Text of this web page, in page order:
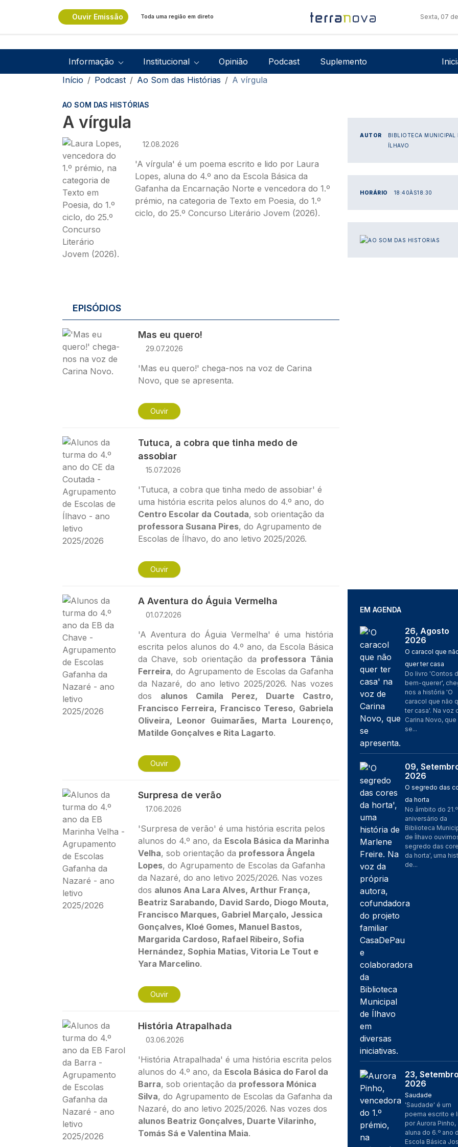
Ouvir Emissão Toda uma região em direto Sexta, 07
Navegação principal
Informação Institucional Opinião Podcast Suplemento
Navegação estrutural
Início Podcast Ao Som das Histórias A vírgula
AO SOM DAS HISTÓRIAS
A vírgula
Imagem 12.08.2026
'A vírgula' é um poema escrito e lido por Laura
Lopes, aluna do 4.º ano da Escola Básica da
Gafanha da Encarnação Norte e vencedora do 1.º
prémio, na categoria de Texto em Poesia, do 1.º
ciclo, do 25.º Concurso Literário Jovem (2026).
EPISÓDIOS
Imagem Mas eu quero!
29.07.2026
'Mas eu quero!' chega-nos na voz de Carina
Novo, que se apresenta.
Ouvir
Imagem
Tutuca, a cobra que tinha medo de
assobiar
15.07.2026
'Tutuca, a cobra que tinha medo de assobiar' é
uma história escrita pelos alunos do 4.º ano, do
Centro Escolar da Coutada, sob orientação da
professora Susana Pires, do Agrupamento de
Escolas de Ílhavo, do ano letivo 2025/2026.
Ouvir
Imagem A Aventura do Águia Vermelha
01.07.2026
'A Aventura do Águia Vermelha' é uma história
escrita pelos alunos do 4.º ano, da Escola Básica
da Chave, sob orientação da professora Tânia
Ferreira, do Agrupamento de Escolas da Gafanha
da Nazaré, do ano letivo 2025/2026. Nas vozes
dos alunos Camila Perez, Duarte Castro,
Francisco Ferreira, Francisco Tereso, Gabriela
Oliveira, Leonor Guimarães, Marta Lourenço,
Matilde Gonçalves e Rita Lagarto.
Ouvir
Imagem Surpresa de verão
17.06.2026
'Surpresa de verão' é uma história escrita pelos
alunos do 4.º ano, da Escola Básica da Marinha
Velha, sob orientação da professora Ângela
Lopes, do Agrupamento de Escolas da Gafanha
da Nazaré, do ano letivo 2025/2026. Nas vozes
dos alunos Ana Lara Alves, Arthur França,
Beatriz Sarabando, David Sardo, Diogo Mouta,
Francisco Marques, Gabriel Marçalo, Jessica
Gonçalves, Kloé Gomes, Manuel Bastos,
Margarida Cardoso, Rafael Ribeiro, Sofia
Hernández, Sophia Matias, Vitoria Le Tout e
Yara Marcelino.
Ouvir
Imagem História Atrapalhada
03.06.2026
'História Atrapalhada' é uma história escrita pelos
alunos do 4.º ano, da Escola Básica do Farol da
Barra, sob orientação da professora Mónica
Silva, do Agrupamento de Escolas da Gafanha da
Nazaré, do ano letivo 2025/2026. Nas vozes dos
alunos Beatriz Gonçalves, Duarte Vilarinho,
Tomás Sá e Valentina Maia.
AUTOR
BIBLIOTECA MUNICIPAL
ÍLHAVO
HORÁRIO 18:40ÀS18:30
IMAGEM
EM AGENDA
Imagem
26, Agosto
2026
O caracol que
quer ter casa
Do livro 'Contos
bem-querer',
nos a história 'O
caracol que não
ter casa'. Na voz
Carina Novo, que
se...
Imagem
09,
2026
O segredo das
da horta
No âmbito do 21.º
aniversário da
Biblioteca
de Ílhavo
segredo das
da horta', uma
de...
Imagem
23, Setembro
2026
Saudade
'Saudade' é um
poema escrito e
por Aurora Pinho,
aluna do 6.º ano
Escola Básica